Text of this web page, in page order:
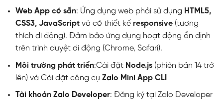
Web App có sẵn: Ứng dụng web phải sử dụng HTML5,
CSS3, JavaScriptvà có thiết kế responsive(tương
thích di động). Đảm bảo ứng dụng hoạt động ổn định
trên trình duyệt di động (Chrome, Safari).
Môi trường phát triển:Cài đặt Node.js(phiên bản 14 trở
lên) và Cài đặt công cụ Zalo Mini App CLI
Tài khoản Zalo Developer: Đăng ký tại Zalo Developer